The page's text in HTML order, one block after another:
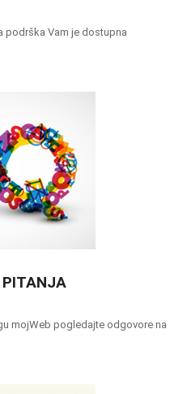
podrška Vam je dostupna
PITANJA
mojWeb pogledajte odgovore na